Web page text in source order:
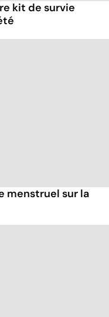
kit de survie
menstruel sur la